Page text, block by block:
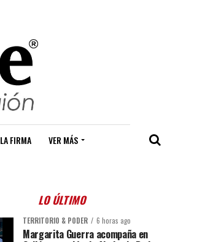
LA FIRMA VER MÁS
LO ÚLTIMO
TERRITORIO & PODER 6 horas ago
Margarita Guerra acompaña en